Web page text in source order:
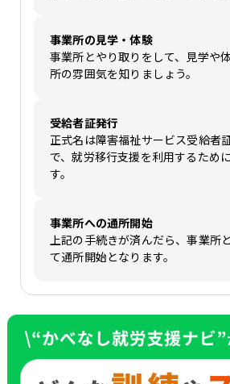
事業所の見学・体験
事業所とやり取りをして、見学や
所の雰囲気を知りましょう。
受給者証発行
正式名は障害福祉サービス受給者
で、就労移行支援を利用するため
す。
事業所への通所開始
上記の手続きが済んだら、事業所
て通所開始となります。